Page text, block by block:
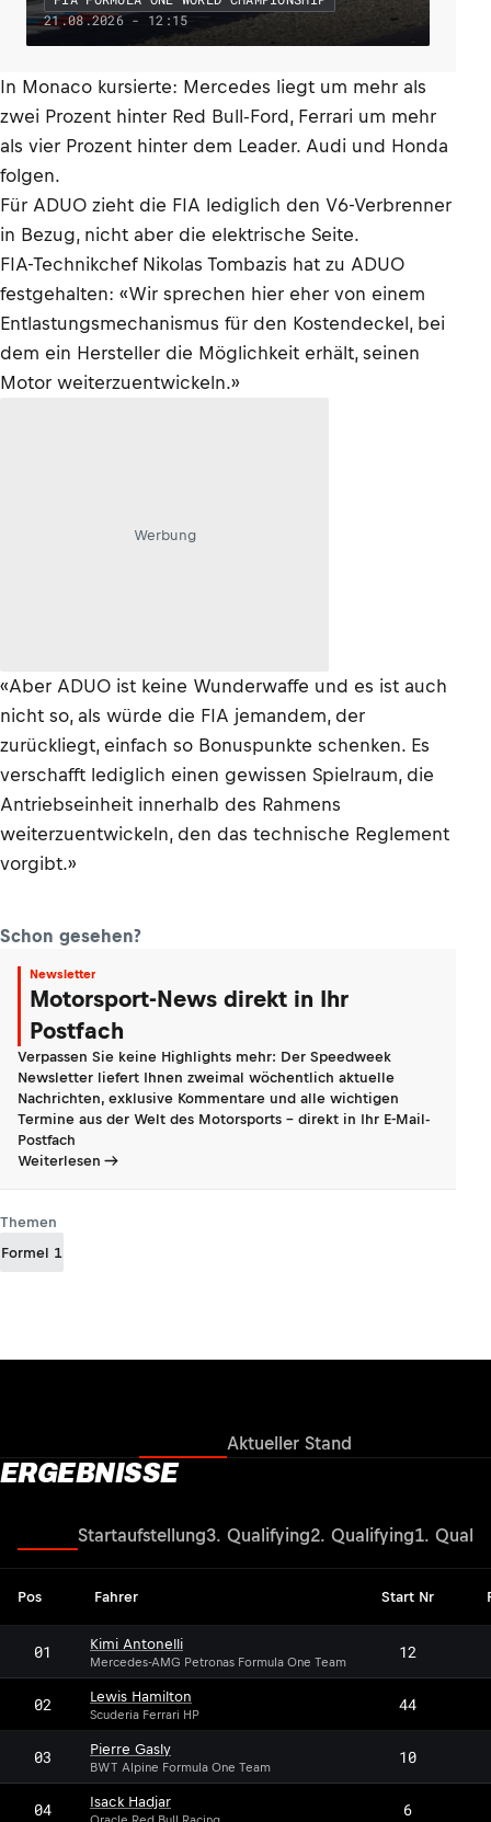
21.08.2026 - 12:15
In Monaco kursierte: Mercedes liegt um mehr als
zwei Prozent hinter Red Bull-Ford, Ferrari um mehr
als vier Prozent hinter dem Leader. Audi und Honda
folgen.
Für ADUO zieht die FIA lediglich den V6-Verbrenner
in Bezug, nicht aber die elektrische Seite.
FIA-Technikchef Nikolas Tombazis hat zu ADUO
festgehalten: «Wir sprechen hier eher von einem
Entlastungsmechanismus für den Kostendeckel, bei
dem ein Hersteller die Möglichkeit erhält, seinen
Motor weiterzuentwickeln.»
Werbung
«Aber ADUO ist keine Wunderwaffe und es ist auch
nicht so, als würde die FIA jemandem, der
zurückliegt, einfach so Bonuspunkte schenken. Es
verschafft lediglich einen gewissen Spielraum, die
Antriebseinheit innerhalb des Rahmens
weiterzuentwickeln, den das technische Reglement
vorgibt.»
Schon gesehen?
Newsletter
Motorsport-News direkt in Ihr
Postfach
Verpassen Sie keine Highlights mehr: Der Speedweek
Newsletter liefert Ihnen zweimal wöchentlich aktuelle
Nachrichten, exklusive Kommentare und alle wichtigen
Termine aus der Welt des Motorsports - direkt in Ihr E-Mail-
Postfach
Weiterlesen
Themen
Formel 1
Aktueller Stand
ERGEBNISSE
Startaufstellung3. Qualifying2. Qualifying1.
Pos Fahrer Start Nr
01 Kimi Antonelli
Mercedes-AMG Petronas Formula One Team 12
02 Lewis Hamilton
Scuderia Ferrari HP 44
03 Pierre Gasly
BWT Alpine Formula One Team 10
04 Isack Hadjar
Oracle Red Bull Racing 6